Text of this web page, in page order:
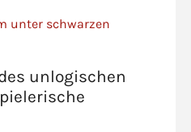
unlogischen